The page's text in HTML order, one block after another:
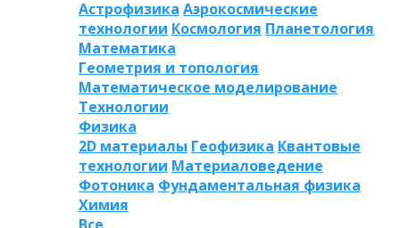
Астрофизика Аэрокосмические
технологии Космология Планетология
Математика
Геометрия и топология
Математическое моделирование
Технологии
Физика
2D материалы Геофизика Квантовые
технологии Материаловедение
Фотоника Фундаментальная физика
Химия